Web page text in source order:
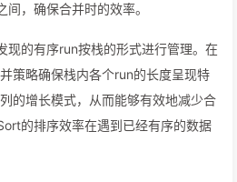
，确保合并时的效率。
现的有序run按栈的形式进行管理。在
策略确保栈内各个run的长度呈现特
的增长模式，从而能够有效地减少合
的排序效率在遇到已经有序的数据